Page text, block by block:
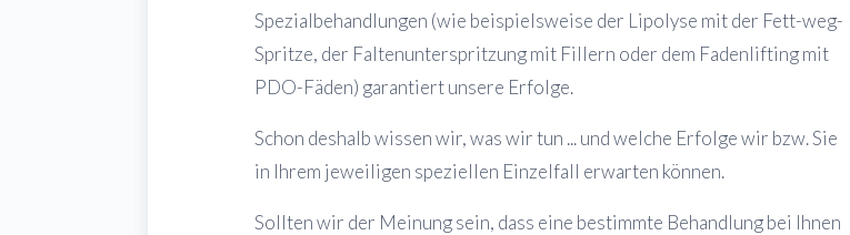
Spezialbehandlungen (wie beispielsweise der Lipolyse mit der Fett-weg-
Spritze, der Faltenunterspritzung mit Fillern oder dem Fadenlifting mit
PDO-Fäden) garantiert unsere Erfolge.
Schon deshalb wissen wir, was wir tun ... und welche Erfolge wir bzw. Sie
in Ihrem jeweiligen speziellen Einzelfall erwarten können.
Sollten wir der Meinung sein, dass eine bestimmte Behandlung bei Ihnen